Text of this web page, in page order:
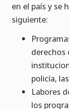
en el país y se
siguiente:
derechos
policía,
Labores
los